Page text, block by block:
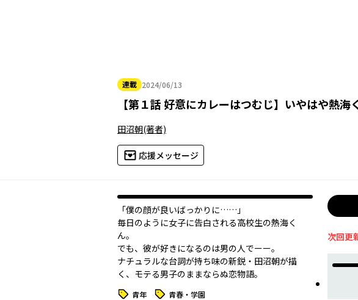
連載 2024/06/13
2024年06月13日
【第１話 好意にカレーはつむじ】 いやはや熱海
田沼朝(著者)
応援メッセージ
「僕の顔が良いばっかりに……」
毎日のように女子に告白される高校生の熱海く
ん。
でも、彼が好きになるのは男の人でーー。
ナチュラルな台詞が持ち味の新鋭・田沼朝が描
く、モテる男子のままならぬ恋物語。
タグ 青年 タグ 青春・学園
次回更